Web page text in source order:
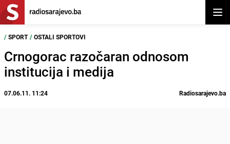
/ SPORT / OSTALI SPORTOVI
Crnogorac razočaran odnosom
institucija i medija
07.06.11. 11:24 Radiosarajevo.ba